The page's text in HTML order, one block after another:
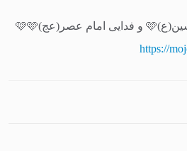
عصر(عج)🩷🩷
https://